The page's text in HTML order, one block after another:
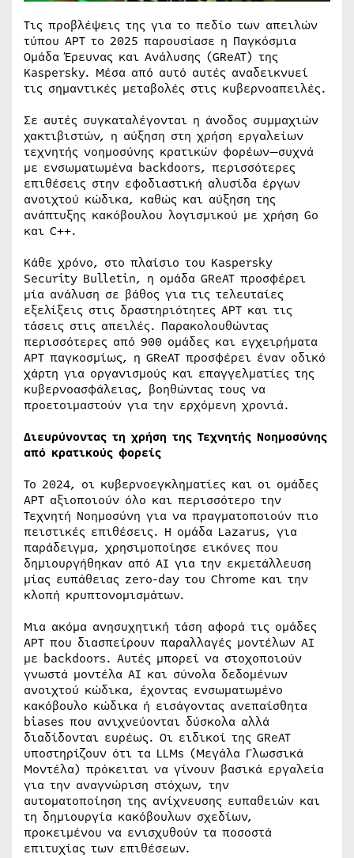
Τις προβλέψεις της για το πεδίο των απειλών
τύπου APT το 2025 παρουσίασε η Παγκόσμια
Ομάδα Έρευνας και Ανάλυσης (GReAT) της
Kaspersky. Μέσα από αυτό αυτές αναδεικνυεί
τις σημαντικές μεταβολές στις κυβερνοαπειλές.
Σε αυτές συγκαταλέγονται η άνοδος συμμαχιών
χακτιβιστών, η αύξηση στη χρήση εργαλείων
τεχνητής νοημοσύνης κρατικών φορέων—συχνά
με ενσωματωμένα backdoors, περισσότερες
επιθέσεις στην εφοδιαστική αλυσίδα έργων
ανοιχτού κώδικα, καθώς και αύξηση της
ανάπτυξης κακόβουλου λογισμικού με χρήση Go
και C++.
Κάθε χρόνο, στο πλαίσιο του Kaspersky
Security Bulletin, η ομάδα GReAT προσφέρει
μία ανάλυση σε βάθος για τις τελευταίες
εξελίξεις στις δραστηριότητες APT και τις
τάσεις στις απειλές. Παρακολουθώντας
περισσότερες από 900 ομάδες και εγχειρήματα
APT παγκοσμίως, η GReAT προσφέρει έναν οδικό
χάρτη για οργανισμούς και επαγγελματίες της
κυβερνοασφάλειας, βοηθώντας τους να
προετοιμαστούν για την ερχόμενη χρονιά.
Διευρύνοντας τη χρήση της Τεχνητής Νοημοσύνης
από κρατικούς φορείς
Το 2024, οι κυβερνοεγκληματίες και οι ομάδες
APT αξιοποιούν όλο και περισσότερο την
Τεχνητή Νοημοσύνη για να πραγματοποιούν πιο
πειστικές επιθέσεις. Η ομάδα Lazarus, για
παράδειγμα, χρησιμοποίησε εικόνες που
δημιουργήθηκαν από AI για την εκμετάλλευση
μίας ευπάθειας zero-day του Chrome και την
κλοπή κρυπτονομισμάτων.
Μια ακόμα ανησυχητική τάση αφορά τις ομάδες
APT που διασπείρουν παραλλαγές μοντέλων AI
με backdoors. Αυτές μπορεί να στοχοποιούν
γνωστά μοντέλα AI και σύνολα δεδομένων
ανοιχτού κώδικα, έχοντας ενσωματωμένο
κακόβουλο κώδικα ή εισάγοντας ανεπαίσθητα
biases που ανιχνεύονται δύσκολα αλλά
διαδίδονται ευρέως. Οι ειδικοί της GReAT
υποστηρίζουν ότι τα LLMs (Μεγάλα Γλωσσικά
Μοντέλα) πρόκειται να γίνουν βασικά εργαλεία
για την αναγνώριση στόχων, την
αυτοματοποίηση της ανίχνευσης ευπαθειών και
τη δημιουργία κακόβουλων σχεδίων,
προκειμένου να ενισχυθούν τα ποσοστά
επιτυχίας των επιθέσεων.